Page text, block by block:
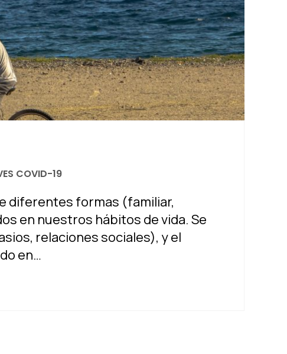
COVID-19
diferentes formas (familiar,
en nuestros hábitos de vida. Se
relaciones sociales), y el
en…